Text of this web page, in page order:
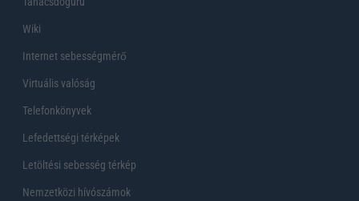
Wiki
Internet sebességmérő
Virtuális valóság
Telefonkönyvek
Lefedettségi térképek
Letöltési sebesség térkép
Nemzetközi hívószámok